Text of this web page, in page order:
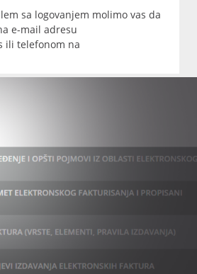
sa logovanjem molimo vas da
e-mail adresu
ili telefonom na